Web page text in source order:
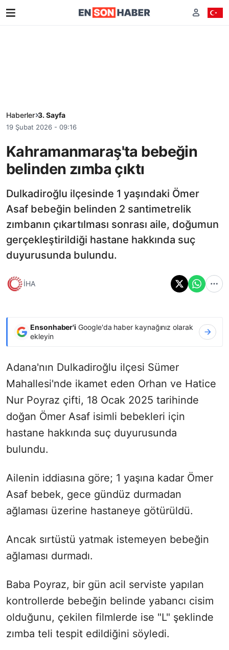
Haberler 3. Sayfa
19 Şubat 2026 - 09:16
Kahramanmaraş'ta bebeğin
belinden zımba çıktı
Dulkadiroğlu ilçesinde 1 yaşındaki Ömer
Asaf bebeğin belinden 2 santimetrelik
zımbanın çıkartılması sonrası aile, doğumun
gerçekleştirildiği hastane hakkında suç
duyurusunda bulundu.
İHA
Ensonhaber'i Google'da haber kaynağınız olarak
ekleyin
Adana'nın Dulkadiroğlu ilçesi Sümer
Mahallesi'nde ikamet eden Orhan ve Hatice
Nur Poyraz çifti, 18 Ocak 2025 tarihinde
doğan Ömer Asaf isimli bebekleri için
hastane hakkında suç duyurusunda
bulundu.
Ailenin iddiasına göre; 1 yaşına kadar Ömer
Asaf bebek, gece gündüz durmadan
ağlaması üzerine hastaneye götürüldü.
Ancak sırtüstü yatmak istemeyen bebeğin
ağlaması durmadı.
Baba Poyraz, bir gün acil serviste yapılan
kontrollerde bebeğin belinde yabancı cisim
olduğunu, çekilen filmlerde ise "L" şeklinde
zımba teli tespit edildiğini söyledi.